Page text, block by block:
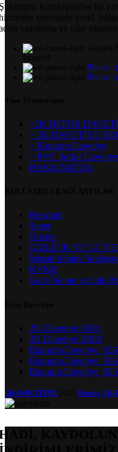
kuruluşundan bu
sayesinde yerel,
yazdırmış ve ülke
Phone :
Phone :
>2K DEFNE
> 2K DAVETİYE
> Ekonom Davetiye
> PVC Şeffaf
HAKKIMIZDA
Hesabım
Sepet
Ödeme
GİZLİLİK VE
Mesafeli Satış
KVKK
Geri Ödeme ve İade
2K Davetiye K001
2K Davetiye K002
Ekonom
Ekonom
Ekonom
2K-DAVETİYE Desing 2K-
KAYDOLUN